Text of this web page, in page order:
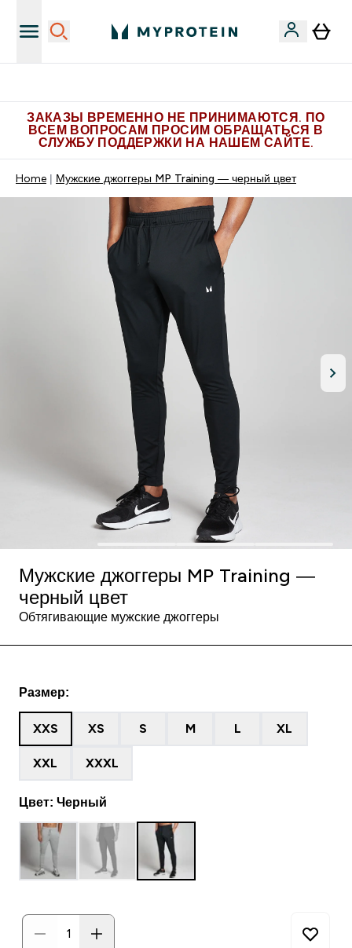
ЗАКАЗЫ ВРЕМЕННО НЕ ПРИНИМАЮТСЯ. ПО
ВСЕМ ВОПРОСАМ ПРОСИМ ОБРАЩАТЬСЯ В
СЛУЖБУ ПОДДЕРЖКИ НА НАШЕМ САЙТЕ.
Home Мужские джоггеры MP Training — черный цвет
Мужские джоггеры MP Training —
черный цвет
Обтягивающие мужские джоггеры
Размер:
XXS XS S M L XL
XXL XXXL
Цвет: Черный